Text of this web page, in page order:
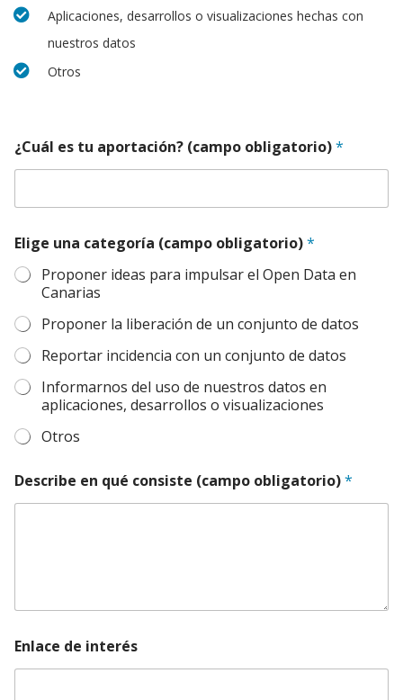
Aplicaciones, desarrollos o visualizaciones hechas con
nuestros datos
Otros
¿Cuál es tu aportación? (campo obligatorio)*
Elige una categoría (campo obligatorio)*
Proponer ideas para impulsar el Open Data en
Canarias
Proponer la liberación de un conjunto de datos
Reportar incidencia con un conjunto de datos
Informarnos del uso de nuestros datos en
aplicaciones, desarrollos o visualizaciones
Otros
Describe en qué consiste (campo obligatorio)*
Enlace de interés